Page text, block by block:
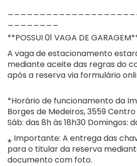
**POSSUI 01 VAGA DE
A vaga de estacionamento
mediante aceite das regras do
após a reserva via formulário
*Horário de funcionamento da
Borges de Medeiros, 3559
Sáb: das 8h às 18h30 Domingos:
⁎ Importante: A entrega das
para o titular da reserva
documento com foto.